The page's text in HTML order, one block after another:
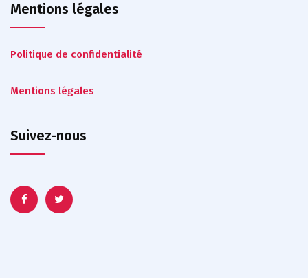
Mentions légales
Politique de confidentialité
Mentions légales
Suivez-nous